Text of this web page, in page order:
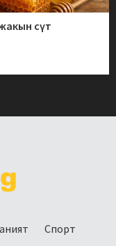
сүт
Спорт